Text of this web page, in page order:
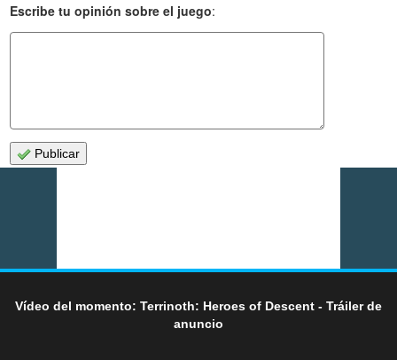
Escribe tu opinión sobre el juego:
Publicar
Vídeo del momento: Terrinoth: Heroes of Descent - Tráiler de
anuncio